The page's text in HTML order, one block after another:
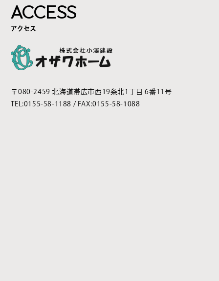
ACCESS
アクセス
〒080-2459 北海道帯広市西19条北1丁目 6番11号
TEL:0155-58-1188 / FAX:0155-58-1088